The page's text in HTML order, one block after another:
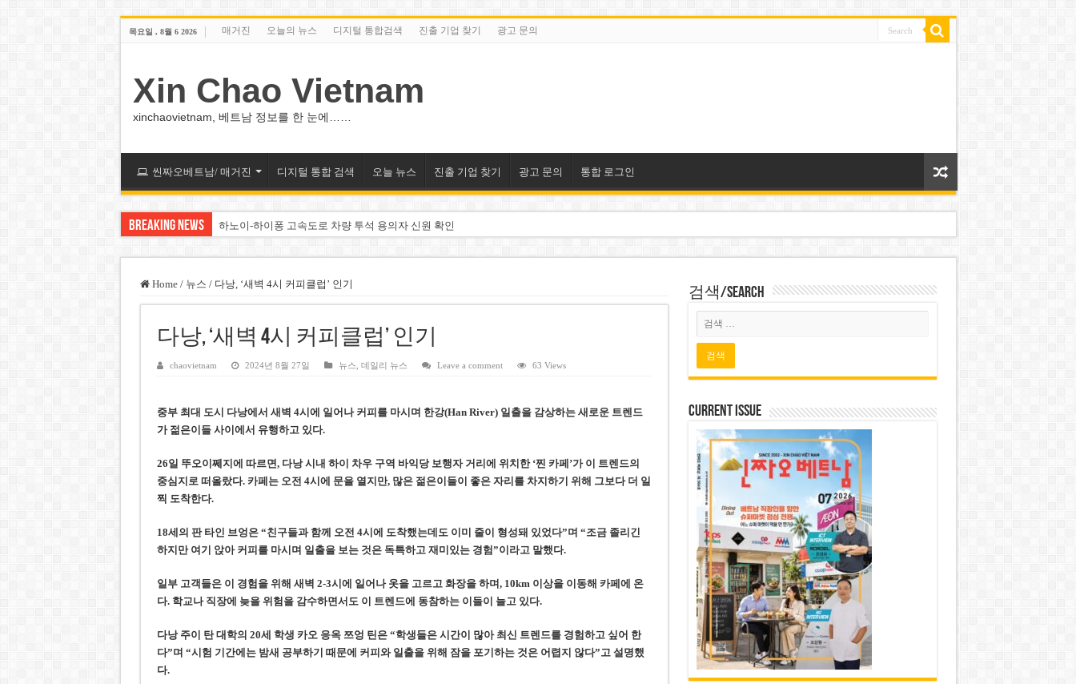
목요일 , 8월 6 2026 매거진 오늘의 뉴스 디지털 통합검색 진출 기업 찾기 광고 문의
Xin Chao Vietnam
xinchaovietnam, 베트남 정보를 한 눈에……
씬짜오베트남/ 매거진 디지털 통합 검색 오늘 뉴스 진출 기업 찾기 광고 문의 통합 로그인
Breaking News 하노이-하이퐁 고속도로 차량 투석 용의자 신원 확인
베트남주식 VN지수 1,800선 돌파 기대…증권사, 유망 종목 제시
하노이 쌍둥이 타워 99층 부지 현장…세계 최고층 빌딩 추진
하노이 부동산 시장, 아파트 선호도 급부상…토지·단독주택 주춤
베트남주식 SST, 2025년 현금 배당 80% 결정…과거 최대 350% 지급 이력
호주 젯스타, 내년부터 기내 수납칸 이용 유료화
호찌민시, 약 6,500㎡ 토지 용도변경 승인…리조트 개발 추진
Home / 뉴스 / 다낭, ‘새벽 4시 커피클럽’ 인기
다낭, ‘새벽 4시 커피클럽’ 인기
chaovietnam 2024년 8월 27일 뉴스 데일리 뉴스 Leave a comment 63 Views
중부 최대 도시 다낭에서 새벽 4시에 일어나 커피를 마시며 한강(Han River) 일출을 감상하는 새로운 트렌드
가 젊은이들 사이에서 유행하고 있다.
26일 뚜오이쩨지에 따르면, 다낭 시내 하이 차우 구역 바익당 보행자 거리에 위치한 ‘찐 카페’가 이 트렌드의
중심지로 떠올랐다. 카페는 오전 4시에 문을 열지만, 많은 젊은이들이 좋은 자리를 차지하기 위해 그보다 더 일
찍 도착한다.
18세의 판 타인 브엉은 “친구들과 함께 오전 4시에 도착했는데도 이미 줄이 형성돼 있었다”며 “조금 졸리긴
하지만 여기 앉아 커피를 마시며 일출을 보는 것은 독특하고 재미있는 경험”이라고 말했다.
일부 고객들은 이 경험을 위해 새벽 2-3시에 일어나 옷을 고르고 화장을 하며, 10km 이상을 이동해 카페에 온
다. 학교나 직장에 늦을 위험을 감수하면서도 이 트렌드에 동참하는 이들이 늘고 있다.
다낭 주이 탄 대학의 20세 학생 카오 응옥 쯔엉 틴은 “학생들은 시간이 많아 최신 트렌드를 경험하고 싶어 한
다”며 “시험 기간에는 밤새 공부하기 때문에 커피와 일출을 위해 잠을 포기하는 것은 어렵지 않다”고 설명했
다.
검색/Search
Current Issue